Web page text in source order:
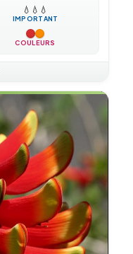
💧 💧 💧
IMPORTANT
COULEURS